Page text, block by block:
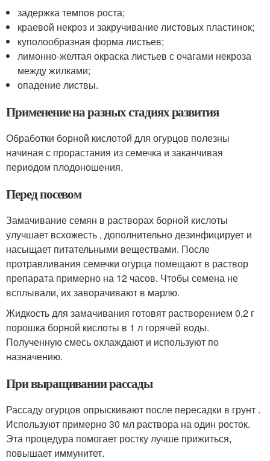
задержка темпов роста;
краевой некроз и закручивание листовых пластинок;
куполообразная форма листьев;
лимонно-желтая окраска листьев с очагами некроза
между жилками;
опадение листвы.
Применение на разных стадиях развития
Обработки борной кислотой для огурцов полезны
начиная с прорастания из семечка и заканчивая
периодом плодоношения.
Перед посевом
Замачивание семян в растворах борной кислоты
улучшает всхожесть , дополнительно дезинфицирует и
насыщает питательными веществами. После
протравливания семечки огурца помещают в раствор
препарата примерно на 12 часов. Чтобы семена не
всплывали, их заворачивают в марлю.
Жидкость для замачивания готовят растворением 0,2 г
порошка борной кислоты в 1 л горячей воды.
Полученную смесь охлаждают и используют по
назначению.
При выращивании рассады
Рассаду огурцов опрыскивают после пересадки в грунт .
Используют примерно 30 мл раствора на один росток.
Эта процедура помогает ростку лучше прижиться,
повышает иммунитет.